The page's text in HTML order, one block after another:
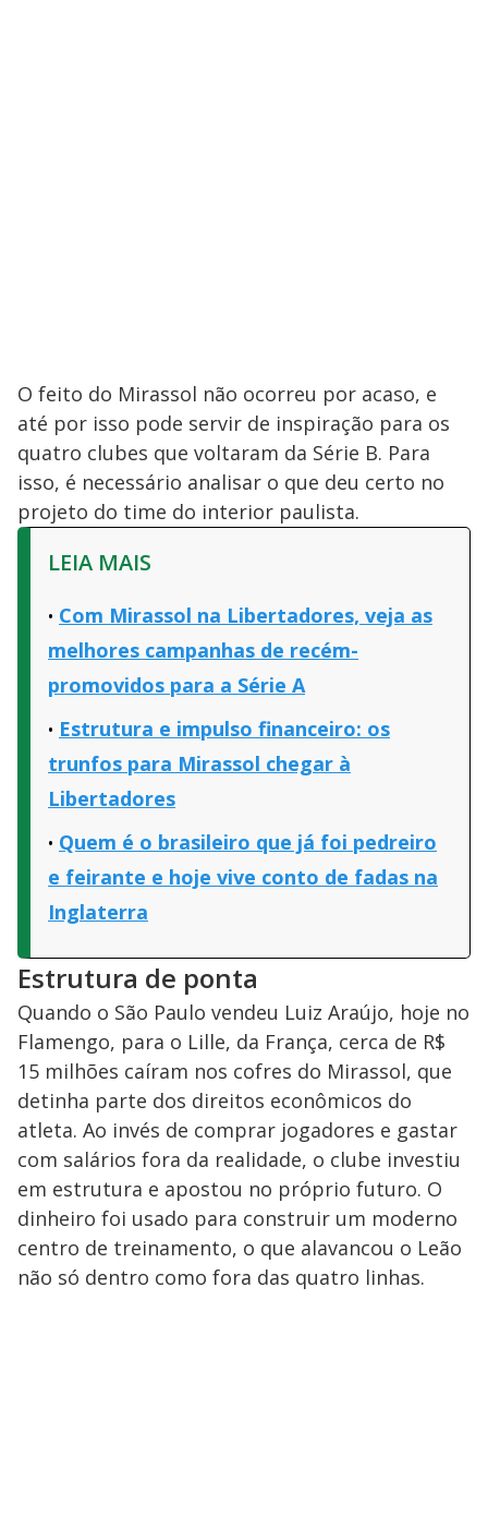
O feito do Mirassol não ocorreu por acaso, e
até por isso pode servir de inspiração para os
quatro clubes que voltaram da Série B. Para
isso, é necessário analisar o que deu certo no
projeto do time do interior paulista.
LEIA MAIS
Com Mirassol na Libertadores, veja as
melhores campanhas de recém-
promovidos para a Série A
Estrutura e impulso financeiro: os
trunfos para Mirassol chegar à
Libertadores
Quem é o brasileiro que já foi pedreiro
e feirante e hoje vive conto de fadas na
Inglaterra
Estrutura de ponta
Quando o São Paulo vendeu Luiz Araújo, hoje no
Flamengo, para o Lille, da França, cerca de R$
15 milhões caíram nos cofres do Mirassol, que
detinha parte dos direitos econômicos do
atleta. Ao invés de comprar jogadores e gastar
com salários fora da realidade, o clube investiu
em estrutura e apostou no próprio futuro. O
dinheiro foi usado para construir um moderno
centro de treinamento, o que alavancou o Leão
não só dentro como fora das quatro linhas.